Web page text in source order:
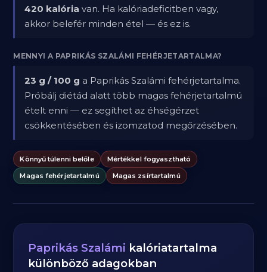
420 kalória van. Ha kalóriadeficitben vagy,
akkor belefér minden étel — és ez is.
MENNYI A PAPRIKÁS SZALÁMI FEHÉRJETARTALMA?
23 g / 100 g a Paprikás Szalámi fehérjetartalma.
Próbálj diétád alatt több magas fehérjetartalmú
ételt enni — ez segíthet az éhségérzet
csökkentésében és izomzatod megőrzésében.
Könnyű túlenni belőle
Mértékkel fogyasztható
Magas fehérjetartalmú
Magas zsírtartalmú
Paprikás Szalámi kalóriatartalma
különböző adagokban